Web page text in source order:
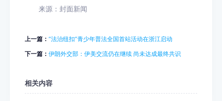
来源：封面新闻
上一篇： “法治纽扣”青少年普法全国首站活动在浙江启动
下一篇： 伊朗外交部：伊美交流仍在继续 尚未达成最终共识
相关内容